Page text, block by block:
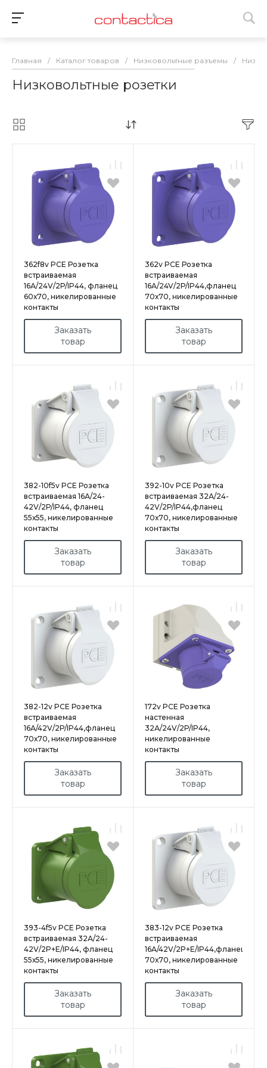
Главная / Каталог товаров / Низковольтные разъемы /
Низковольтные розетки
362f8v PCE Розетка
встраиваемая
16А/24V/2P/IP44, фланец
60х70, никелированные
контакты
Заказать
товар
362v PCE Розетка
встраиваемая
16A/24V/2P/IP44,фланец
70х70, никелированные
контакты
Заказать
товар
382-10f5v PCE Розетка
встраиваемая 16А/24-
42V/2P/IP44, фланец
55х55, никелированные
контакты
Заказать
товар
392-10v PCE Розетка
встраиваемая 32А/24-
42V/2P/IP44,фланец
70х70, никелированные
контакты
Заказать
товар
382-12v PCE Розетка
встраиваемая
16А/42V/2P/IP44,фланец
70х70, никелированные
контакты
Заказать
товар
172v PCE Розетка
настенная
32А/24V/2P/IP44,
никелированные
контакты
Заказать
товар
393-4f5v PCE Розетка
встраиваемая 32А/24-
42V/2P+E/IP44, фланец
55х55, никелированные
контакты
Заказать
товар
383-12v PCE Розетка
встраиваемая
16A/42V/2P+E/IP44,фланец
70х70, никелированные
контакты
Заказать
товар